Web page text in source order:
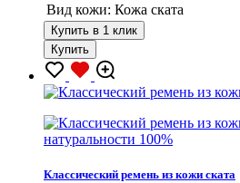
Вид кожи: Кожа ската
Купить в 1 клик
Купить
натуральности 100%
Классический ремень из кожи ската